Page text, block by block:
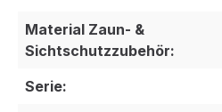
Material Zaun- &
Sichtschutzzubehör:
Serie: